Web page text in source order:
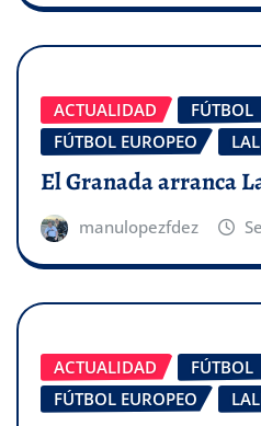
ACTUALIDAD
FÚTBOL
FÚTBOL EUROPEO
El Granada arranca
manulopezfdez
ACTUALIDAD
FÚTBOL
FÚTBOL EUROPEO